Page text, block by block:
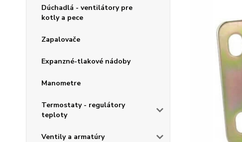
Dúchadlá - ventilátory pre
kotly a pece
Zapalovače
Expanzné-tlakové nádoby
Manometre
Termostaty - regulátory
teploty
Ventily a armatúry